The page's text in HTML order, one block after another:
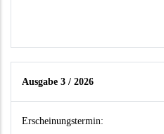
Ausgabe 3 / 2026
Erscheinungstermin: